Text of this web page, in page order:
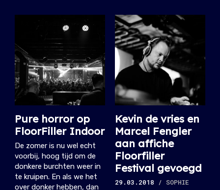
Pure horror op
FloorFiller Indoor
De zomer is nu wel echt
voorbij, hoog tijd om de
donkere burchten weer in
te kruipen. En als we het
over donker hebben, dan
Kevin de vries en
Marcel Fengler
aan affiche
Floorfiller
Festival gevoegd
29.03.2018 / SOPHIE